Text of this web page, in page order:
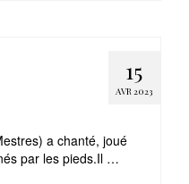
15
AVR 2023
a chanté, joué
par les pieds.Il …